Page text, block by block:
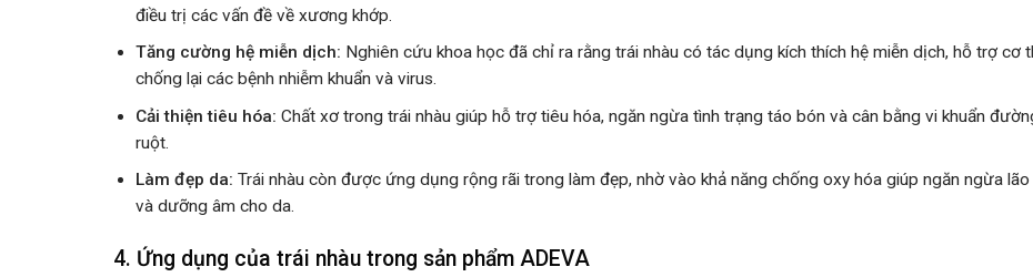
điều trị các vấn đề về xương khớp.
Tăng cường hệ miễn dịch: Nghiên cứu khoa học đã chỉ ra rằng trái nhàu có tác dụng kích thích hệ miễn dịch, hỗ trợ cơ
chống lại các bệnh nhiễm khuẩn và virus.
Cải thiện tiêu hóa: Chất xơ trong trái nhàu giúp hỗ trợ tiêu hóa, ngăn ngừa tình trạng táo bón và cân bằng vi khuẩn
ruột.
Làm đẹp da: Trái nhàu còn được ứng dụng rộng rãi trong làm đẹp, nhờ vào khả năng chống oxy hóa giúp ngăn ngừa lão
và dưỡng âm cho da.
4. Ứng dụng của trái nhàu trong sản phẩm ADEVA